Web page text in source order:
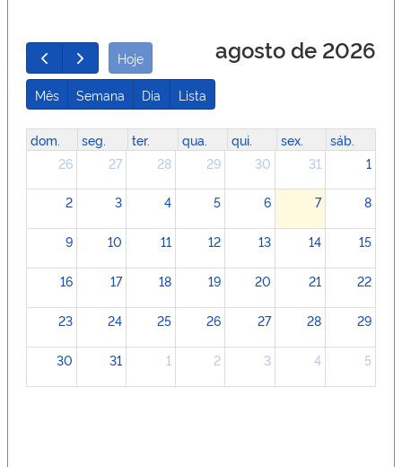
Hoje agosto de 2026
Mês Semana Dia Lista
dom. seg. ter. qua. qui. sex.
sáb.
26
27 28 29 30 31 1
2 3 4 5 6 7 8
9 10 11 12 13 14 15
16 17 18 19 20 21 22
23 24 25 26 27 28 29
30 31 1 2 3 4 5